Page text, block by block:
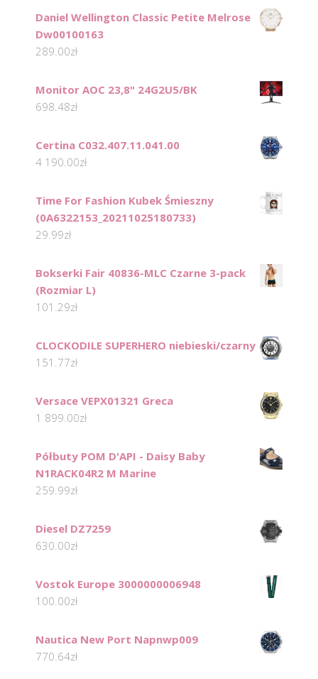
Daniel Wellington Classic Petite Melrose
Dw00100163
289.00zł
Monitor AOC 23,8" 24G2U5/BK
698.48zł
Certina C032.407.11.041.00
4 190.00zł
Time For Fashion Kubek Śmieszny
(0A6322153_20211025180733)
29.99zł
Bokserki Fair 40836-MLC Czarne 3-pack
(Rozmiar L)
101.29zł
CLOCKODILE SUPERHERO niebieski/czarny
151.77zł
Versace VEPX01321 Greca
1 899.00zł
Półbuty POM D'API - Daisy Baby
N1RACK04R2 M Marine
259.99zł
Diesel DZ7259
630.00zł
Vostok Europe 3000000006948
100.00zł
Nautica New Port Napnwp009
770.64zł